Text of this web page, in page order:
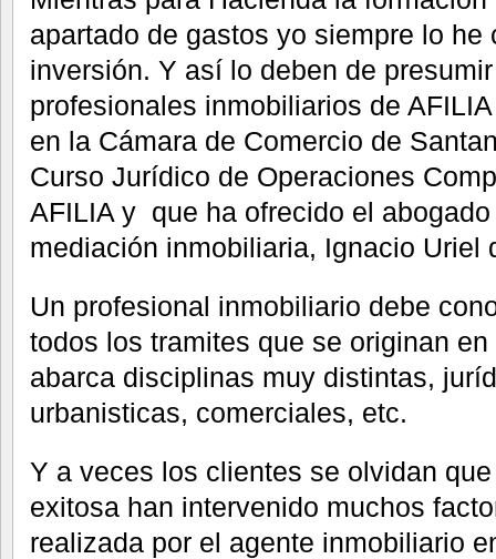
apartado de gastos yo siempre lo he
inversión. Y así lo deben de
profesionales inmobiliarios de
en la Cámara de Comercio de
Curso Jurídico de Operaciones
AFILIA y que ha ofrecido el
mediación inmobiliaria, Ignacio Uriel
Un profesional inmobiliario debe
todos los tramites que se originan
abarca disciplinas muy distintas,
urbanisticas, comerciales, etc.
Y a veces los clientes se olvidan
exitosa han intervenido muchos
realizada por el agente inmobiliario